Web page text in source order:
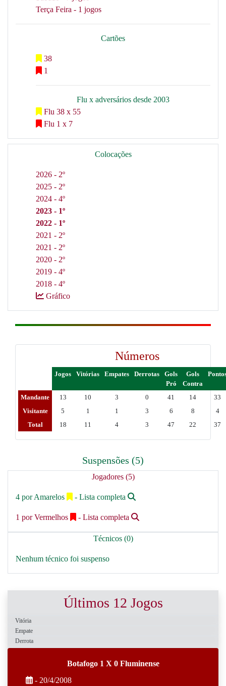
Terça Feira - 1 jogos
Cartões
38
1
Flu x adversários desde 2003
Flu 38 x 55
Flu 1 x 7
Colocações
2026 - 2º
2025 - 2º
2024 - 4º
2023 - 1º
2022 - 1º
2021 - 2º
2021 - 2º
2020 - 2º
2019 - 4º
2018 - 4º
Gráfico
Números
Jogos Vitórias Empates Derrotas
Gols
Pró
Gols
Contra
Mandante 13 10 3 0 41 14
33
Visitante
5 1 1 3 6 8
4
Total
18 11 4 3 47 22 37
Suspensões (5)
Jogadores (5)
4 por Amarelos - Lista completa
1 por Vermelhos - Lista completa
Técnicos (0)
Nenhum técnico foi suspenso
Últimos 12 Jogos
Vitória
Empate
Derrota
Botafogo 1 X 0 Fluminense
- 20/4/2008